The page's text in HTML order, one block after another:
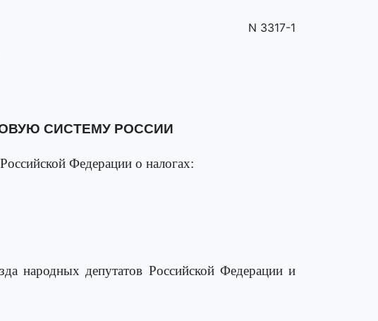
N 3317-1
СИСТЕМУ РОССИИ
Федерации о налогах:
народных депутатов Российской Федерации и